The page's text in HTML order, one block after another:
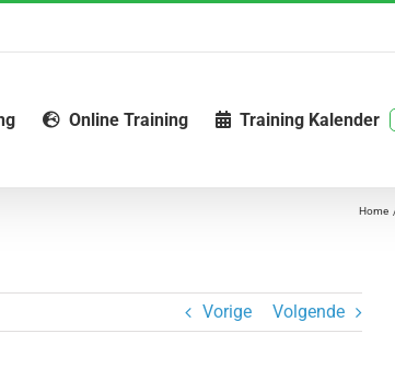
Online Training Training Kalender
Home
Vorige Volgende